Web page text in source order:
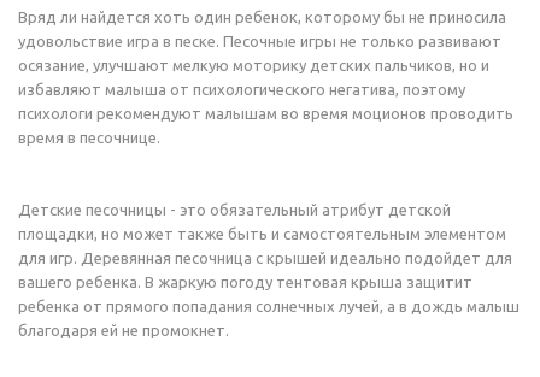
Вряд ли найдется хоть один ребенок, которому бы не приносила
удовольствие игра в песке. Песочные игры не только развивают
осязание, улучшают мелкую моторику детских пальчиков, но и
избавляют малыша от психологического негатива, поэтому
психологи рекомендуют малышам во время моционов проводить
время в песочнице.
Детские песочницы - это обязательный атрибут детской
площадки, но может также быть и самостоятельным элементом
для игр. Деревянная песочница с крышей идеально подойдет для
вашего ребенка. В жаркую погоду тентовая крыша защитит
ребенка от прямого попадания солнечных лучей, а в дождь малыш
благодаря ей не промокнет.